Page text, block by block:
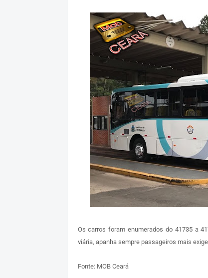
Os carros foram enumerados do 41735 a
viária, apanha sempre passageiros mais
Fonte: MOB Ceará